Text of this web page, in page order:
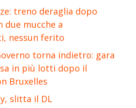
treno deraglia dopo
due mucche a
nessun ferito
torna indietro: gara
in più lotti dopo il
Bruxelles
slitta il DL